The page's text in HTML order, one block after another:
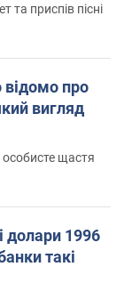
приспів пісні
про
вигляд
щастя
долари 1996
такі